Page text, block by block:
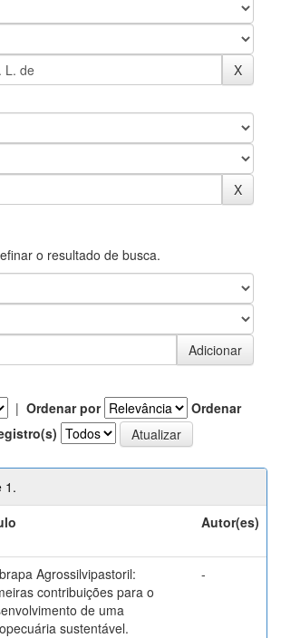
o resultado de busca.
| Ordenar por
Ordenar
1.
Autor(es)
Agrossilvipastoril:
contribuições para o
de uma
sustentável.
-